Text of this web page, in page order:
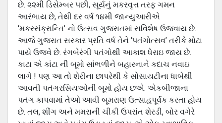
છે. ૨૨મી ડિસેમ્બર પછી, સૂર્યનું મકરવૃત્ત તરફ ગમન
આરંભાય છે, તેથી દર વર્ષ ૧૪મી જાન્યુઆરીએ
‘મકરસંક્રાન્તિ’ નો ઉત્સવ ગુજરાતમાં સવિશેષ ઉજવાય છે.
આજે ગુજરાત સરકાર પ્રતિ વર્ષ તેને ‘પતંગોત્સવ’ તરીકે મોટા
પાયે ઉજવે છે. રંગબેરંગી પતંગોથી આકાશ ધેરાઇ જાય છે.
કાટા એ કાંટા ની બૂમો સાંભળીને બહારનાને કદાચ નવાઇ
લાગે ! પણ આ તો શેરીના છાપરેથી કે સોસાયટીના ધાબેથી
આવતી પતંગરસિયઓની બૂમો હોય છએ. એકબીજાના
પતંગ કાપવામાં તેઓ આવી બૂમરાણ ઉત્સાહપૂર્વક કરતા હોય
છે. તલ, શીંગ અને મમરાની ચીકી ઉપરાંત શેરડી, બોર વગેરે